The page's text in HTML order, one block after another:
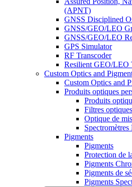
(APNT)
GNSS Disciplined
GNSS/GEO/LEO
GNSS/GEO/LEO
GPS Simulator
RF Transcoder
Resilient GEO/LEO
Custom Optics and
Custom Optics and
Produits optiques
Produits
Filtres
Optique de
Pigments
Pigments
Protection de
Pigments
Pigments de
Pigments